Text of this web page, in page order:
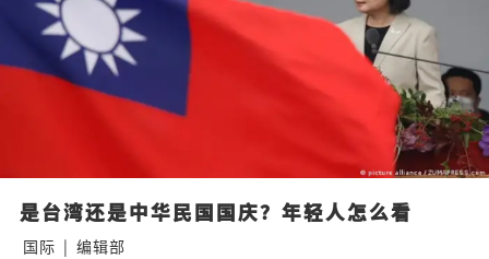
是台湾还是中华民国国庆？年轻人怎么看
国际 | 编辑部